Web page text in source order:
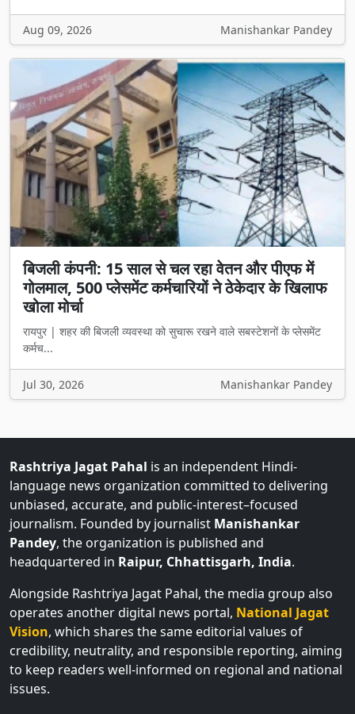
बिजली कंपनी: 15 साल से चल रहा वेतन और पीएफ में
गोलमाल, 500 प्लेसमेंट कर्मचारियों ने ठेकेदार के खिलाफ
खोला मोर्चा
रायपुर | शहर की बिजली व्यवस्था को सुचारू रखने वाले सबस्टेशनों के प्लेसमेंट
कर्मच...
Jul 30, 2026 Manishankar Pandey
language news organization committed to delivering
unbiased, accurate, and public-interest–focused
journalism. Founded by journalistManishankar
Pandey, the organization is published and
headquartered inRaipur, Chhattisgarh, India
Alongside Rashtriya Jagat Pahal, the media group also
operates another digital news portal,National Jagat
Vision, which shares the same editorial values of
credibility, neutrality, and responsible reporting, aiming
to keep readers well-informed on regional and national
issues.